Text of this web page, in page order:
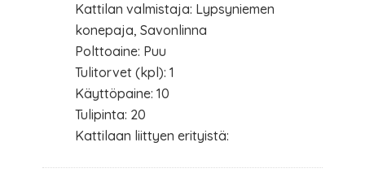
Kattilan valmistaja: Lypsyniemen
konepaja, Savonlinna
Polttoaine: Puu
Tulitorvet (kpl): 1
Käyttöpaine: 10
Tulipinta: 20
Kattilaan liittyen erityistä: